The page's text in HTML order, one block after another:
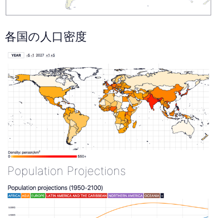
各国の人口密度
Population Projections